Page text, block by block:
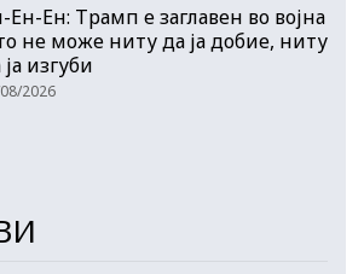
Ен-Ен: Трамп е заглавен во војна
не може ниту да ја добие, ниту
изгуби
2026